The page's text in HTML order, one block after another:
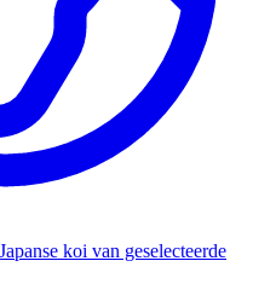
Japanse koi van geselecteerde